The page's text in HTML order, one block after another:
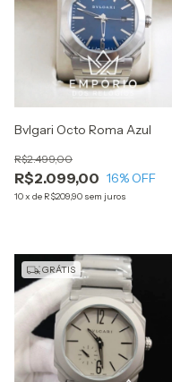
Bvlgari Octo Roma Azul
R$2.099,00
R$2.499,00
16% OFF
10x de R$209,90 sem juros
GRÁTIS